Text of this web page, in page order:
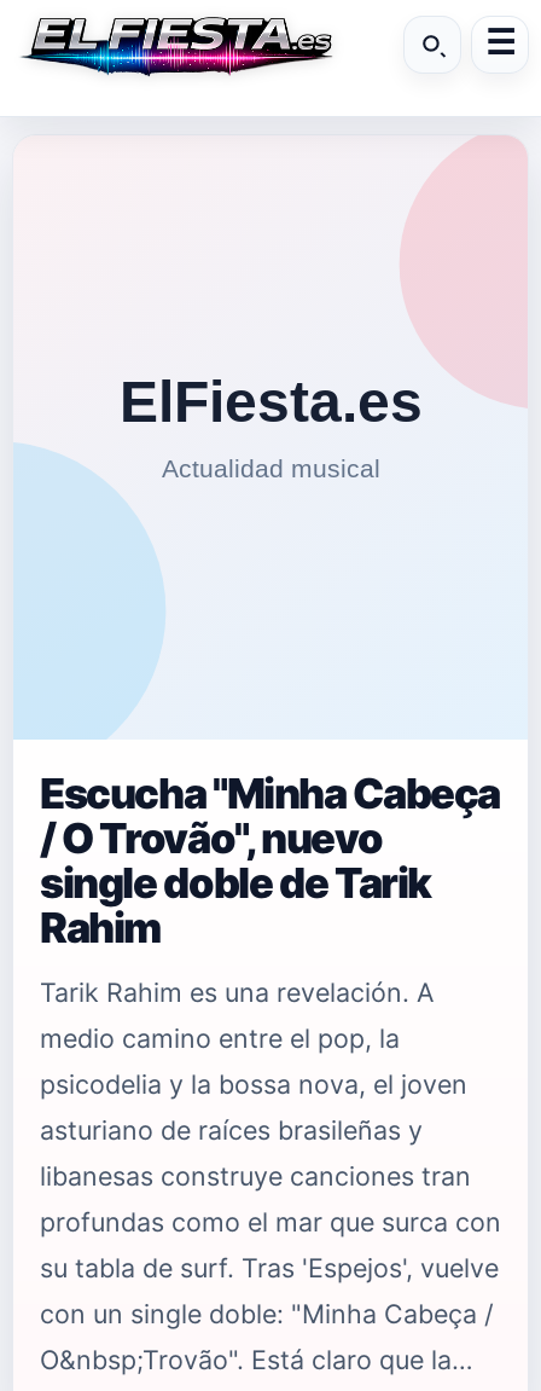
Escucha "Minha Cabeça
/ O Trovão", nuevo
single doble de Tarik
Rahim
Tarik Rahim es una revelación. A
medio camino entre el pop, la
psicodelia y la bossa nova, el joven
asturiano de raíces brasileñas y
libanesas construye canciones tran
profundas como el mar que surca con
su tabla de surf. Tras 'Espejos', vuelve
con un single doble: "Minha Cabeça /
O&nbsp;Trovão". Está claro que la